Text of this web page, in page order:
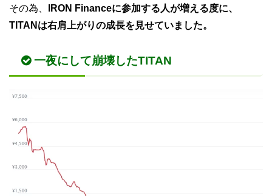
その為、
IRON Financeに参加する人が増える度に、
TITANは右肩上がりの成長を見せていました。
一夜にして崩壊したTITAN